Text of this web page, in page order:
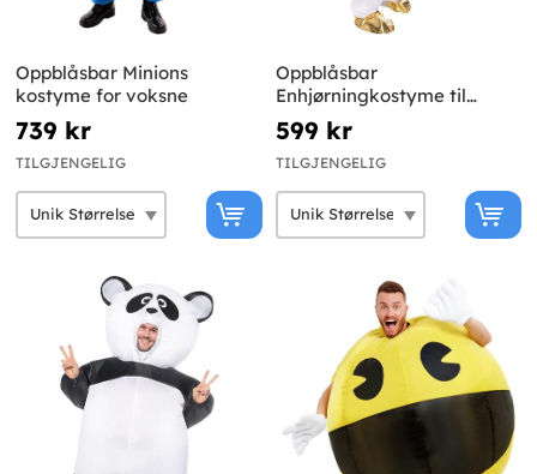
Oppblåsbar Minions
kostyme for voksne
739 kr
TILGJENGELIG
Oppblåsbar
Enhjørningkostyme til
voksne
599 kr
TILGJENGELIG